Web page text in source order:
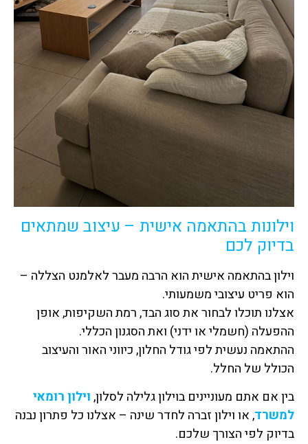
וילונות בהתאמה אישית – עיצוב שמתאים
בדיוק לכם
וילון בהתאמה אישית הוא הרבה מעבר לאלמנט הצללה –
הוא פריט עיצובי משמעותי.
אצלנו תוכלו לבחור את סוג הבד, רמת השקיפות, אופן
ההפעלה (חשמלי או ידני) ואת הסגנון הכללי.
ההתאמה נעשית לפי גודל החלון, כיווני האור והעיצוב
הכולל של החלל.
בין אם אתם מעוניינים בוילון גלילה לסלון,וילון רומאי
למשרד, או וילון זברה לחדר שינה – אצלנו כל פתרון נבנה
בדיוק לפי הצורך שלכם.